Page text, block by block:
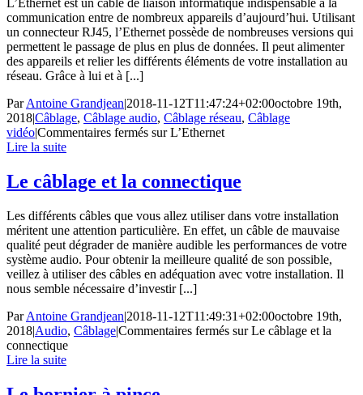
L’Ethernet est un câble de liaison informatique indispensable à la
communication entre de nombreux appareils d’aujourd’hui. Utilisant
un connecteur RJ45, l’Ethernet possède de nombreuses versions qui
permettent le passage de plus en plus de données. Il peut alimenter
des appareils et relier les différents éléments de votre installation au
réseau. Grâce à lui et à [...]
ParAntoine Grandjean|2018-11-12T11:47:24+02:00octobre 19th,
2018|Câblage, Câblage audio, Câblage réseau, Câblage
vidéo|Commentaires fermés sur L’Ethernet
Lire la suite
Le câblage et la connectique
Les différents câbles que vous allez utiliser dans votre installation
méritent une attention particulière. En effet, un câble de mauvaise
qualité peut dégrader de manière audible les performances de votre
système audio. Pour obtenir la meilleure qualité de son possible,
veillez à utiliser des câbles en adéquation avec votre installation. Il
nous semble nécessaire d’investir [...]
ParAntoine Grandjean|2018-11-12T11:49:31+02:00octobre 19th,
2018|Audio, Câblage|Commentaires fermés sur Le câblage et la
connectique
Lire la suite